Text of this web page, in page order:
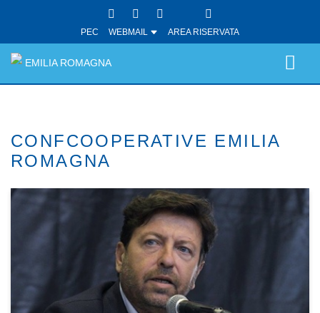
PEC WEBMAIL AREA RISERVATA
EMILIA ROMAGNA
CONFCOOPERATIVE EMILIA
ROMAGNA